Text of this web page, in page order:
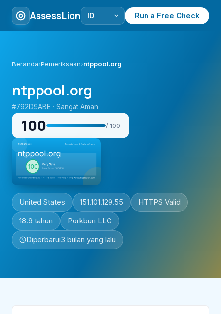
AssessLion Run a Free Check
Beranda›Pemeriksaan›ntppool.org
ntppool.org
#792D9ABE · Sangat Aman
100 / 100
United States 151.101.129.55 HTTPS Valid
18.9 tahun Porkbun LLC
Diperbarui3 bulan yang lalu